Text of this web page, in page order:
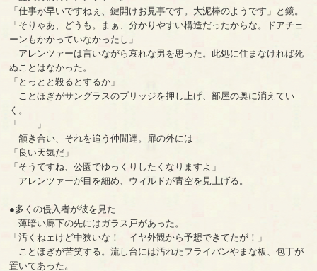
「仕事が早いですねぇ、鍵開けお見事です。大泥棒のようです」と鏡。
「そりゃあ、どうも。まぁ、分かりやすい構造だったからな。ドアチェ
ーンもかかっていなかったし」
アレンツァーは言いながら哀れな男を思った。此処に住まなければ死
ぬことはなかった。
「とっとと殺るとするか」
ことほぎがサングラスのブリッジを押し上げ、部屋の奥に消えてい
く。
「……」
頷き合い、それを追う仲間達。扉の外には──
「良い天気だ」
「そうですね、公園でゆっくりしたくなりますよ」
アレンツァーが目を細め、ウィルドが青空を見上げる。
●多くの侵入者が彼を見た
薄暗い廊下の先にはガラス戸があった。
「汚くねェけど中狭いな！ イヤ外観から予想できてたが！」
ことほぎが苦笑する。流し台には汚れたフライパンやまな板、包丁が
置いてあった。